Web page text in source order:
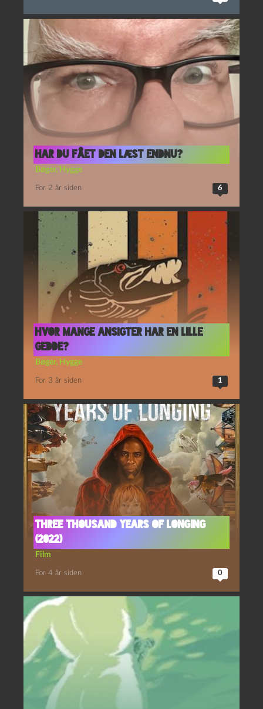
Har du fået den læst endnu?
Bøger, Hygge
For 2 år siden 6
Hvor mange ansigter har en lille
gedde?
Bøger, Hygge
For 3 år siden 1
Three thousand years of longing
(2022)
Film
For 4 år siden 0